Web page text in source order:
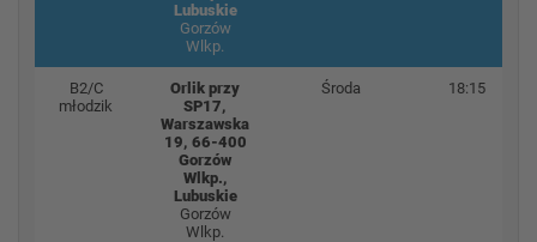
Lubuskie
Gorzów
Wlkp.
B2/C
młodzik
Orlik przy
SP17,
Warszawska
19, 66-400
Gorzów
Wlkp.,
Lubuskie
Gorzów
Wlkp.
Środa 18:15